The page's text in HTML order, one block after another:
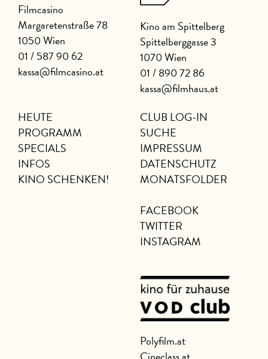
Filmcasino
Margaretenstraße 78
1050 Wien
01 / 587 90 62
kassa@filmcasino.at
Kino am Spittelberg
Spittelberggasse 3
1070 Wien
01 / 890 72 86
kassa@filmhaus.at
HEUTE
PROGRAMM
SPECIALS
INFOS
KINO SCHENKEN!
CLUB LOG-IN
SUCHE
IMPRESSUM
DATENSCHUTZ
MONATSFOLDER
FACEBOOK
TWITTER
INSTAGRAM
Polyfilm.at